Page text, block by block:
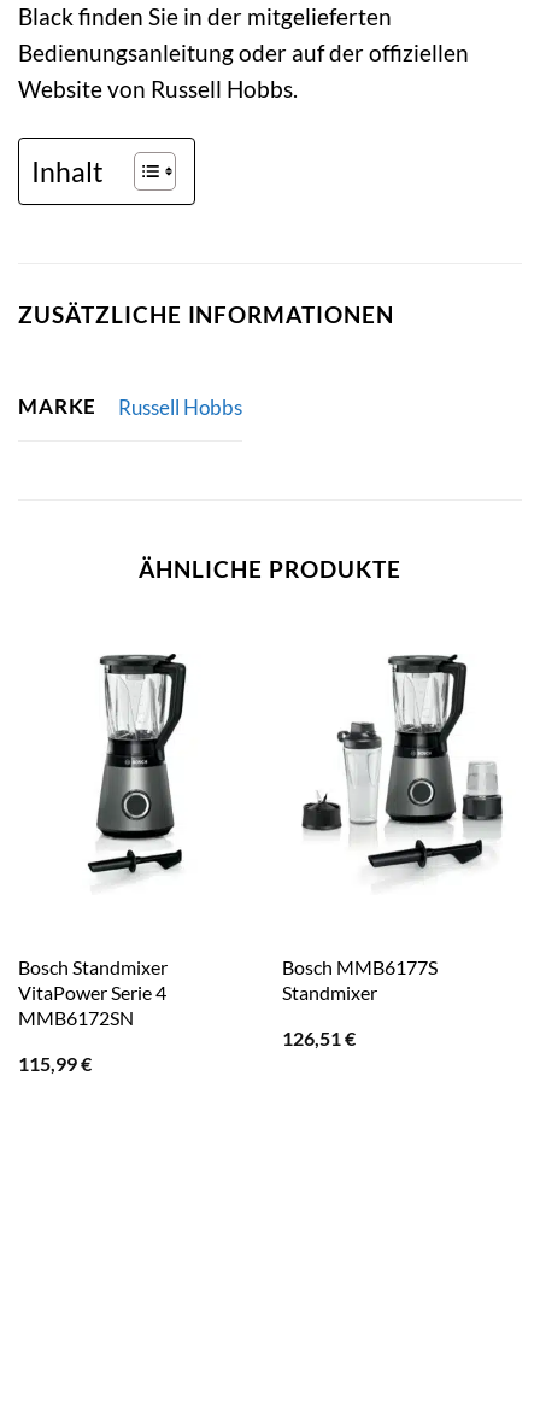
Black finden Sie in der mitgelieferten
Bedienungsanleitung oder auf der offiziellen
Website von Russell Hobbs.
Inhalt
ZUSÄTZLICHE INFORMATIONEN
MARKE Russell Hobbs
ÄHNLICHE PRODUKTE
Bosch Standmixer
VitaPower Serie 4
MMB6172SN
115,99€
Bosch MMB6177S
Standmixer
126,51€